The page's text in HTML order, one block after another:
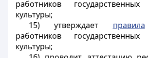
работников государственных
культуры;
15) утверждает правила
работников государственных
культуры;